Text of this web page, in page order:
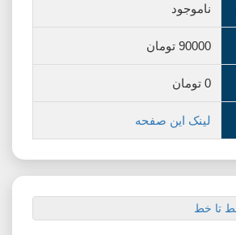
ناموجود
90000 تومان
0 تومان
لینک این صفحه